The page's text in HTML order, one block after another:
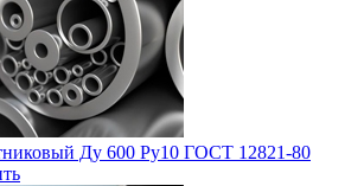
Ду 600 Ру10 ГОСТ 12821-80